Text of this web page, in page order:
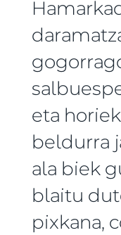
eta
beldurra
ala biek
blaitu
pixkana,